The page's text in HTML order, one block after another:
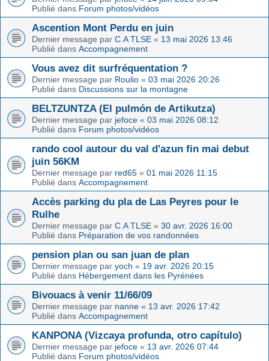
Publié dans Forum photos/vidéos
Ascention Mont Perdu en juin
Dernier message par C.A TLSE « 13 mai 2026 13:46
Publié dans Accompagnement
Vous avez dit surfréquentation ?
Dernier message par Roulio « 03 mai 2026 20:26
Publié dans Discussions sur la montagne
BELTZUNTZA (El pulmón de Artikutza)
Dernier message par jefoce « 03 mai 2026 08:12
Publié dans Forum photos/vidéos
rando cool autour du val d'azun fin mai debut
juin 56KM
Dernier message par red65 « 01 mai 2026 11:15
Publié dans Accompagnement
Accès parking du pla de Las Peyres pour le
Rulhe
Dernier message par C.A TLSE « 30 avr. 2026 16:00
Publié dans Préparation de vos randonnées
pension plan ou san juan de plan
Dernier message par yoch « 19 avr. 2026 20:15
Publié dans Hébergement dans les Pyrénées
Bivouacs à venir 11/66/09
Dernier message par nanne « 13 avr. 2026 17:42
Publié dans Accompagnement
KANPONA (Vizcaya profunda, otro capítulo)
Dernier message par jefoce « 13 avr. 2026 07:44
Publié dans Forum photos/vidéos